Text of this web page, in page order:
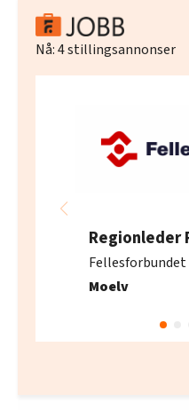
Nå:4stillingsannonser
Regionleder
Fellesforbundet
Moelv